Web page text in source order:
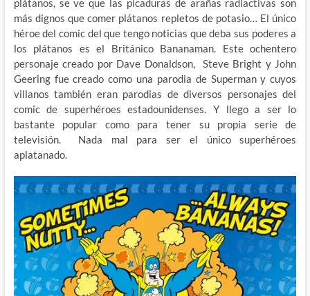
plátanos, se ve que las picaduras de arañas radiactivas son
más dignos que comer plátanos repletos de potasio… El único
héroe del comic del que tengo noticias que deba sus poderes a
los plátanos es el Británico Bananaman. Este ochentero
personaje creado por Dave Donaldson, Steve Bright y John
Geering fue creado como una parodia de Superman y cuyos
villanos también eran parodias de diversos personajes del
comic de superhéroes estadounidenses. Y llego a ser lo
bastante popular como para tener su propia serie de
televisión. Nada mal para ser el único superhéroes
aplatanado.